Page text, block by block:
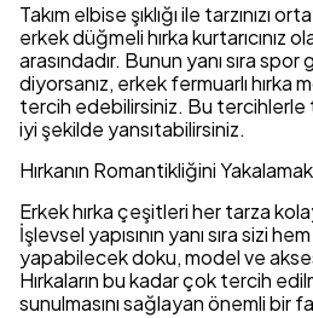
Takım elbise şıklığı ile tarzınızı
erkek düğmeli hırka kurtarıcınız
arasındadır. Bunun yanı sıra spor
diyorsanız, erkek fermuarlı hırka
tercih edebilirsiniz. Bu tercihlerle
iyi şekilde yansıtabilirsiniz.
Hırkanın Romantikliğini
Erkek hırka çeşitleri her tarza
İşlevsel yapısının yanı sıra sizi
yapabilecek doku, model ve
Hırkaların bu kadar çok tercih
sunulmasını sağlayan önemli bir